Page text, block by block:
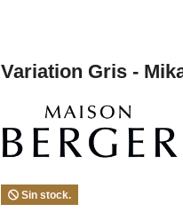
Variation Gris -
Sin stock.